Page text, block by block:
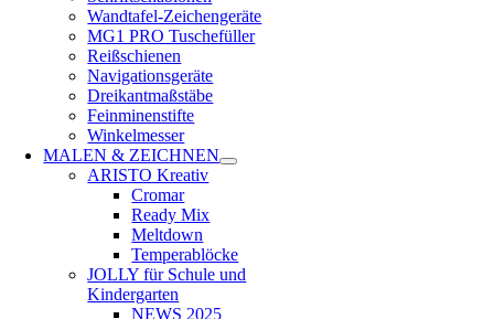
Wandtafel-Zeichengeräte
MG1 PRO Tuschefüller
Reißschienen
Navigationsgeräte
Dreikantmaßstäbe
Feinminenstifte
Winkelmesser
MALEN & ZEICHNEN
ARISTO Kreativ
Cromar
Ready Mix
Meltdown
Temperablöcke
JOLLY für Schule und
Kindergarten
NEWS 2025